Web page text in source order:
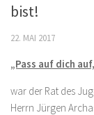
bist!
22. MAI 2017
„Pass auf dich
war der Rat des
Herrn Jürgen